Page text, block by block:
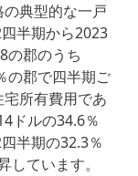
典型的な一戸
半期から2023
の郡のうち
の郡で四半期ご
所有費用であ
ドルの34.6％
半期の32.3％
ています。